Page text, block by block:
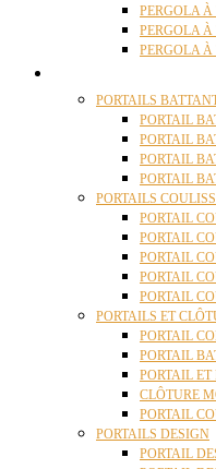
PERGOLA
PERGOLA
PERGOLA
PORTAILS
PORTAIL
PORTAIL
PORTAIL
PORTAIL
PORTAILS
PORTAIL
PORTAIL
PORTAIL
PORTAIL
PORTAIL
PORTAILS ET
PORTAIL
PORTAIL
PORTAIL
CLÔTURE
PORTAIL
PORTAILS DESIGN
PORTAIL